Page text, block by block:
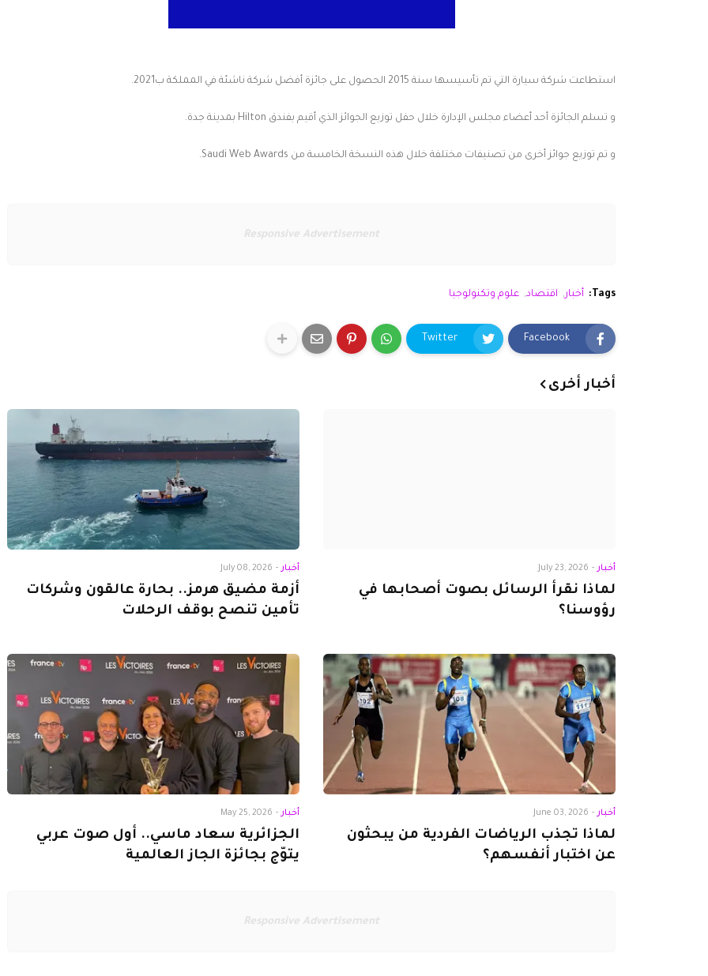
استطاعت شركة سيارة التي تم تأسيسها سنة 2015 الحصول على جائزة أفضل شركة ناشئة في المملكة ب2021.
و تسلم الجائزة أحد أعضاء مجلس الإدارة خلال حفل توزيع الجوائز الذي أقيم بفندق Hilton بمدينة جدة.
و تم توزيع جوائز أخرى من تصنيفات مختلفة خلال هذه النسخة الخامسة من Saudi Web Awards.
Responsive Advertisement
Tags: أخبار اقتصاد علوم وتكنولوجيا
Facebook
Twitter
أخبار أخرى
أخبار -
July 23, 2026
لماذا نقرأ الرسائل بصوت أصحابها في
رؤوسنا؟
أخبار -
July 08, 2026
أزمة مضيق هرمز.. بحارة عالقون وشركات
تأمين تنصح بوقف الرحلات
أخبار -
June 03, 2026
لماذا تجذب الرياضات الفردية من يبحثون
عن اختبار أنفسهم؟
أخبار -
May 25, 2026
الجزائرية سعاد ماسي.. أول صوت عربي
يتوّج بجائزة الجاز العالمية
Responsive Advertisement